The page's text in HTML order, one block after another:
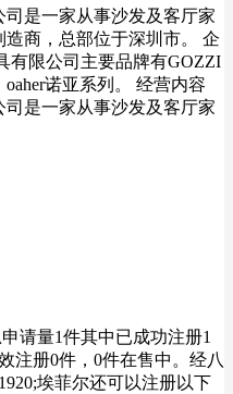
是一家从事沙发及客厅家
商，总部位于深圳市。 企
有限公司主要品牌有GOZZI
诺亚系列。 经营内容
是一家从事沙发及客厅家
请量1件其中已成功注册1
注册0件，0件在售中。经八
埃菲尔还可以注册以下